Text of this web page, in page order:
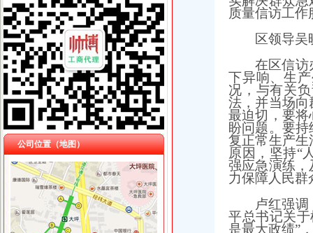
公司位置（地图）
质量信访工
区领导
在区信访
下异响、生
况，与有关
法，并当场
最迫切，要
盼问题。要
复正常生产
原因，坚持“
强应急演练
力保障人民群
卢红强
平总书记关
是最大政绩”